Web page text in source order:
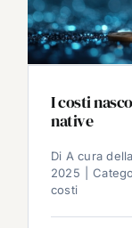
I costi
native
Di A cura
2025
costi